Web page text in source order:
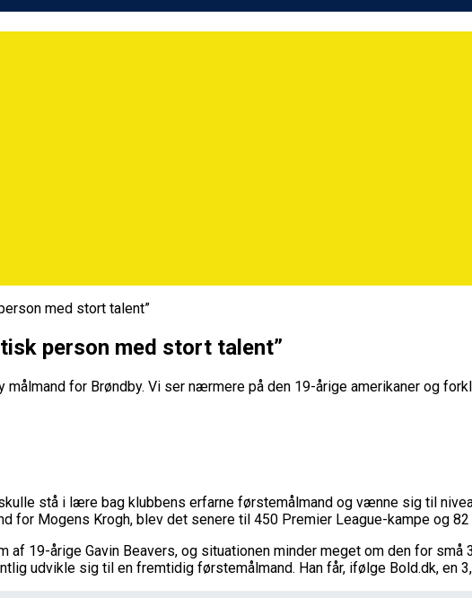
med stort talent”
person med stort talent”
for Brøndby. Vi ser nærmere på den 19-årige amerikaner og
stå i lære bag klubbens erfarne førstemålmand og vænne sig til
for Mogens Krogh, blev det senere til 450 Premier League-kampe og
af 19-årige Gavin Beavers, og situationen minder meget om den for
udvikle sig til en fremtidig førstemålmand. Han får, ifølge Bold.dk, en